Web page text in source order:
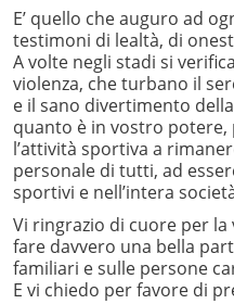
E’ quello che auguro ad
testimoni di lealtà, di
A volte negli stadi si
violenza, che turbano il
e il sano divertimento
quanto è in vostro
l’attività sportiva a
personale di tutti, ad
sportivi e nell’intera
Vi ringrazio di cuore per
fare davvero una bella
familiari e sulle persone
E vi chiedo per favore di